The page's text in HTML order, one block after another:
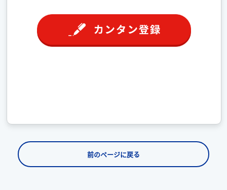
前のページに戻る